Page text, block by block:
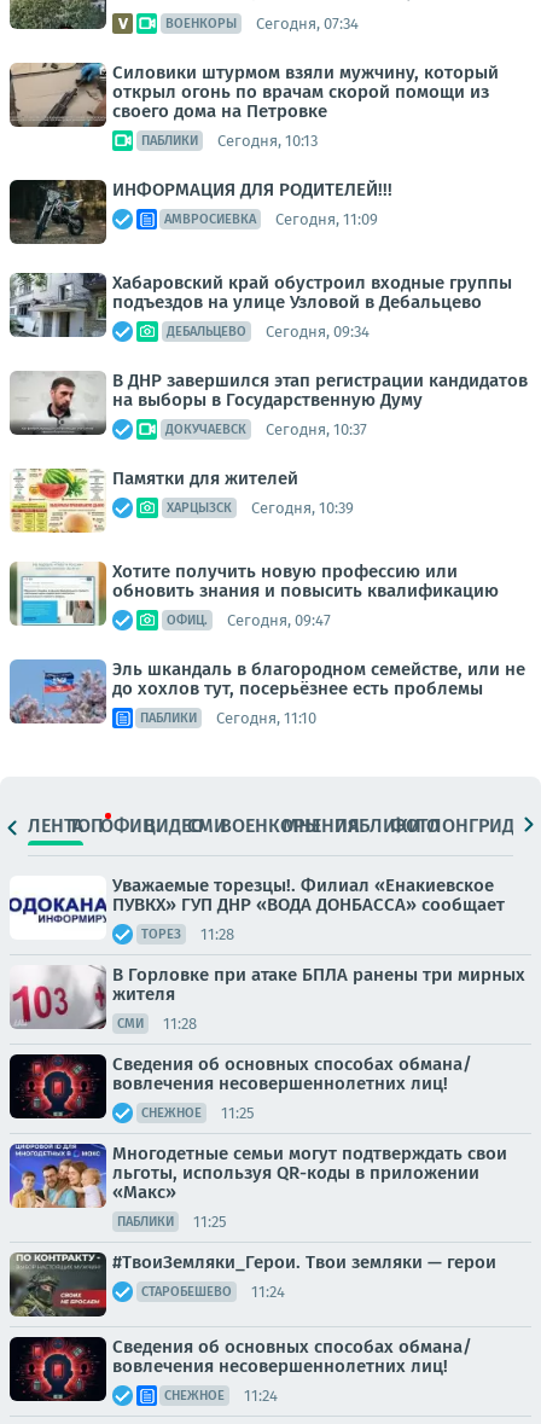
ВОЕНКОРЫ Сегодня, 07:34
Силовики штурмом взяли мужчину, который
открыл огонь по врачам скорой помощи из
своего дома на Петровке
ПАБЛИКИ Сегодня, 10:13
ИНФОРМАЦИЯ ДЛЯ РОДИТЕЛЕЙ!!!
АМВРОСИЕВКА Сегодня, 11:09
Хабаровский край обустроил входные группы
подъездов на улице Узловой в Дебальцево
ДЕБАЛЬЦЕВО Сегодня, 09:34
В ДНР завершился этап регистрации кандидатов
на выборы в Государственную Думу
ДОКУЧАЕВСК Сегодня, 10:37
Памятки для жителей
ХАРЦЫЗСК Сегодня, 10:39
Хотите получить новую профессию или
обновить знания и повысить квалификацию
ОФИЦ. Сегодня, 09:47
Эль шкандаль в благородном семействе, или не
до хохлов тут, посерьёзнее есть проблемы
ПАБЛИКИ Сегодня, 11:10
ЛЕНТАТОПОФИЦ.ВИДЕОСМИВОЕНКОРЫМНЕНИЯПАБЛИКИ
ФОТОЛОНГРИДЫ
Уважаемые торезцы!. Филиал «Енакиевское
ПУВКХ» ГУП ДНР «ВОДА ДОНБАССА» сообщает
ТОРЕЗ 11:28
В Горловке при атаке БПЛА ранены три мирных
жителя
СМИ 11:28
Сведения об основных способах обмана/
вовлечения несовершеннолетних лиц!
СНЕЖНОЕ 11:25
Многодетные семьи могут подтверждать свои
льготы, используя QR-коды в приложении
«Макс»
ПАБЛИКИ 11:25
#ТвоиЗемляки_Герои. Твои земляки — герои
СТАРОБЕШЕВО 11:24
Сведения об основных способах обмана/
вовлечения несовершеннолетних лиц!
СНЕЖНОЕ 11:24